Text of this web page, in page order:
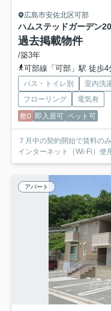
広島市安佐北区可部
ハムステッドガーデン
過去掲載物件
/築3年
可部線「可部」駅 徒歩4
バス・トイレ別 室内洗
フローリング
電気有
敷0 即入居可 ペット可
７月中の契約開始で賃料の
インターネット（Wi-Fi）使
アパート